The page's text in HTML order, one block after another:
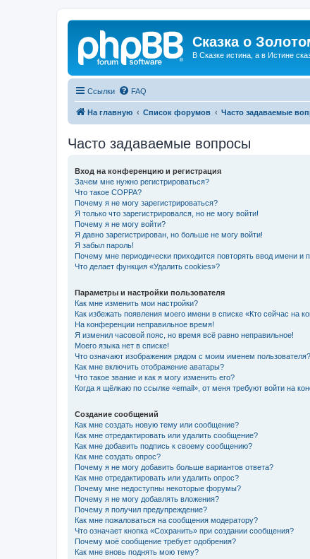
Сказка о
В Сказке истина, а в Истине
Ссылки FAQ
На главную Список форумов Часто задаваемые
Часто задаваемые вопросы
Вход на конференцию и регистрация
Зачем мне нужно регистрироваться?
Что такое COPPA?
Почему я не могу зарегистрироваться?
Я только что зарегистрировался, но не могу войти!
Почему я не могу войти?
Я давно зарегистрирован, но больше не могу войти!
Я забыл пароль!
Почему мне периодически приходится повторять ввод имени и
Что делает функция «Удалить cookies»?
Параметры и настройки пользователя
Как мне изменить мои настройки?
Как избежать появления моего имени в списке «Кто сейчас на
На конференции неправильное время!
Я изменил часовой пояс, но время всё равно неправильное!
Моего языка нет в списке!
Что означают изображения рядом с моим именем пользователя?
Как мне включить отображение аватары?
Что такое звание и как я могу изменить его?
Когда я щёлкаю по ссылке «email», от меня требуют войти на
Создание сообщений
Как мне создать новую тему или сообщение?
Как мне отредактировать или удалить сообщение?
Как мне добавить подпись к своему сообщению?
Как мне создать опрос?
Почему я не могу добавить больше вариантов ответа?
Как мне отредактировать или удалить опрос?
Почему мне недоступны некоторые форумы?
Почему я не могу добавлять вложения?
Почему я получил предупреждение?
Как мне пожаловаться на сообщения модератору?
Что означает кнопка «Сохранить» при создании сообщения?
Почему моё сообщение требует одобрения?
Как мне вновь поднять мою тему?